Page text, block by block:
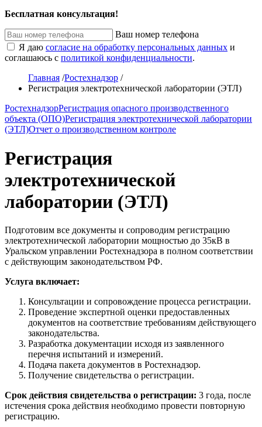
Бесплатная консультация!
Ваш номер телефона
Я даю согласие на обработку персональных данных и
соглашаюсь с политикой конфиденциальности.
Главная /Ростехнадзор /
Регистрация электротехнической лаборатории (ЭТЛ)
РостехнадзорРегистрация опасного производственного
объекта (ОПО)Регистрация электротехнической лаборатории
(ЭТЛ)Отчет о производственном контроле
Регистрация
электротехнической
лаборатории (ЭТЛ)
Подготовим все документы и сопроводим регистрацию
электротехнической лаборатории мощностью до 35кВ в
Уральском управлении Ростехнадзора в полном соответствии
с действующим законодательством РФ.
Услуга включает:
Консультации и сопровождение процесса регистрации.
Проведение экспертной оценки предоставленных
документов на соответствие требованиям действующего
законодательства.
Разработка документации исходя из заявленного
перечня испытаний и измерений.
Подача пакета документов в Ростехнадзор.
Получение свидетельства о регистрации.
Срок действия свидетельства о регистрации: 3 года, после
истечения срока действия необходимо провести повторную
регистрацию.